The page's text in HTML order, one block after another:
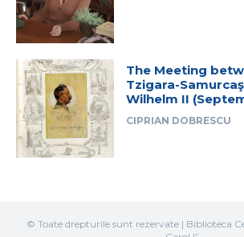
The Meeting
Tzigara-
Wilhelm II
CIPRIAN DOBRESCU
© Toate drepturile sunt rezervate | Biblioteca